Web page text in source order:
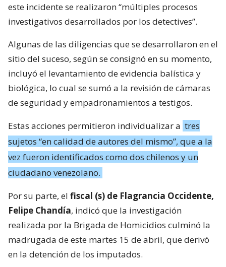
este incidente se realizaron “múltiples procesos
investigativos desarrollados por los detectives”.
Algunas de las diligencias que se desarrollaron en el
sitio del suceso, según se consignó en su momento,
incluyó el levantamiento de evidencia balística y
biológica, lo cual se sumó a la revisión de cámaras
de seguridad y empadronamientos a testigos.
Estas acciones permitieron individualizar a tres
sujetos “en calidad de autores del mismo”, que a la
vez fueron identificados como dos chilenos y un
ciudadano venezolano.
Por su parte, el fiscal (s) de Flagrancia Occidente,
Felipe Chandía, indicó que la investigación
realizada por la Brigada de Homicidios culminó la
madrugada de este martes 15 de abril, que derivó
en la detención de los imputados.